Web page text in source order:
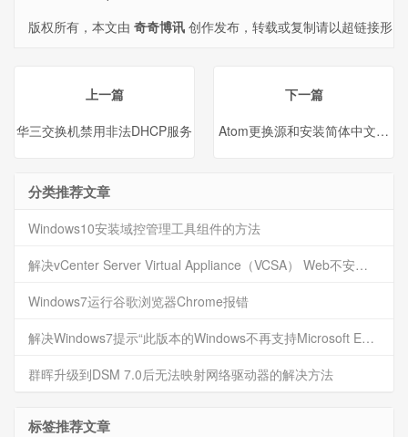
版权所有，本文由 奇奇博讯 创作发布，转载或复制请以超链接形
上一篇
华三交换机禁用非法DHCP服务
下一篇
Atom更换源和安装简体中文语言
分类推荐文章
Windows10安装域控管理工具组件的方法
解决vCenter Server Virtual Appliance（VCSA） Web不安全访问提示
Windows7运行谷歌浏览器Chrome报错
解决Windows7提示“此版本的Windows不再支持Microsoft Edge”
群晖升级到DSM 7.0后无法映射网络驱动器的解决方法
标签推荐文章